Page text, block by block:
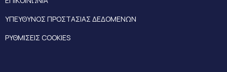
ΥΠΕΥΘΥΝΟΣ ΠΡΟΣΤΑΣΙΑΣ ΔΕΔΟΜΕΝΩΝ
ΡΥΘΜΙΣΕΙΣ COOKIES